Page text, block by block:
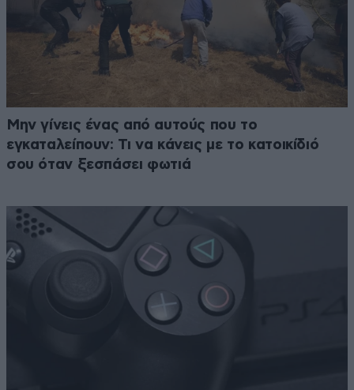
Μην γίνεις ένας από αυτούς που το
εγκαταλείπουν: Τι να κάνεις με το κατοικίδιό
σου όταν ξεσπάσει φωτιά